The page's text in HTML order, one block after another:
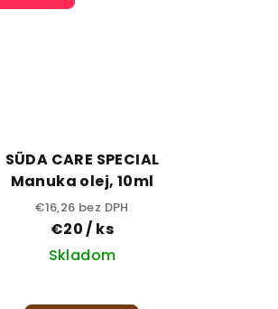
SÜDA CARE SPECIAL
Manuka olej, 10ml
€16,26 bez DPH
€20/ ks
Skladom